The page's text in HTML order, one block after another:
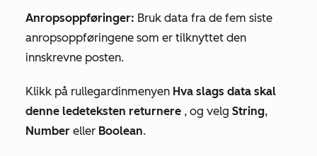
Anropsoppføringer: Bruk data fra de fem siste
anropsoppføringene som er tilknyttet den
innskrevne posten.
Klikk på rullegardinmenyen Hva slags data skal
denne ledeteksten returnere , og velg String,
Number eller Boolean.